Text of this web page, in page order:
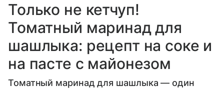
Только не кетчуп!
Томатный маринад для
шашлыка: рецепт на соке и
на пасте с майонезом
Томатный маринад для шашлыка — один